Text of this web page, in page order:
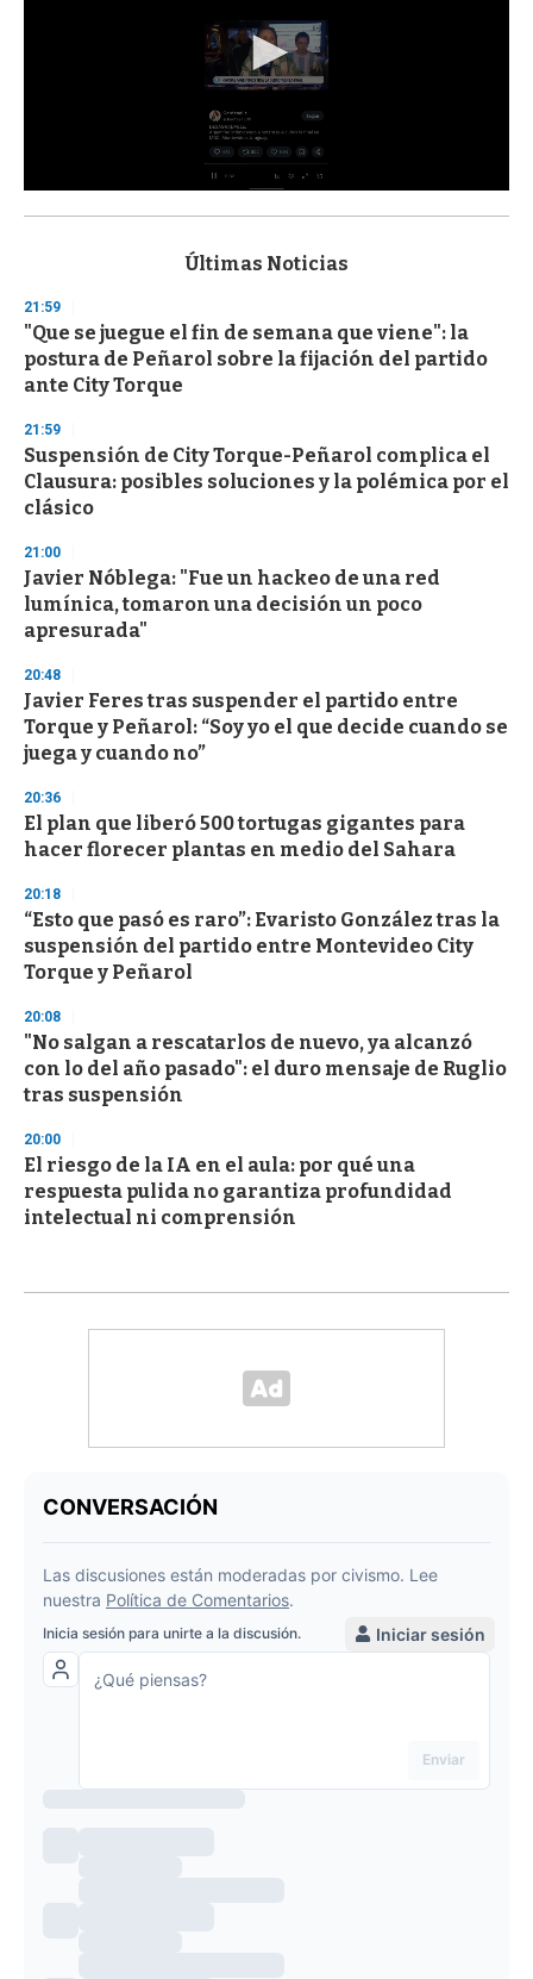
s
d
s
o
f
3
s
e
c
o
n
Últimas Noticias
21:59
"Que se juegue el fin de semana que viene": la
postura de Peñarol sobre la fijación del partido
ante City Torque
21:59
Suspensión de City Torque-Peñarol complica el
Clausura: posibles soluciones y la polémica por el
clásico
21:00
Javier Nóblega: "Fue un hackeo de una red
lumínica, tomaron una decisión un poco
apresurada"
20:48
Javier Feres tras suspender el partido entre
Torque y Peñarol: “Soy yo el que decide cuando se
juega y cuando no”
20:36
El plan que liberó 500 tortugas gigantes para
hacer florecer plantas en medio del Sahara
20:18
“Esto que pasó es raro”: Evaristo González tras la
suspensión del partido entre Montevideo City
Torque y Peñarol
20:08
"No salgan a rescatarlos de nuevo, ya alcanzó
con lo del año pasado": el duro mensaje de Ruglio
tras suspensión
20:00
El riesgo de la IA en el aula: por qué una
respuesta pulida no garantiza profundidad
intelectual ni comprensión